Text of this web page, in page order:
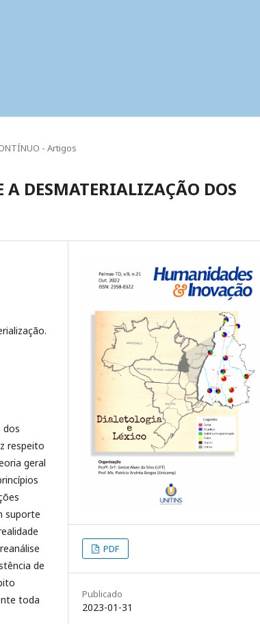
- Artigos
DESMATERIALIZAÇÃO DOS
dos
respeito
geral
suporte
de
toda
PDF
Publicado
2023-01-31